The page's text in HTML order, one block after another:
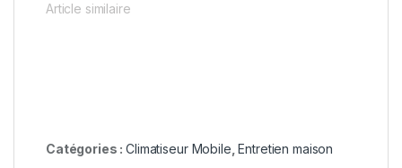
Article similaire
Catégories :Climatiseur Mobile ,Entretien maison